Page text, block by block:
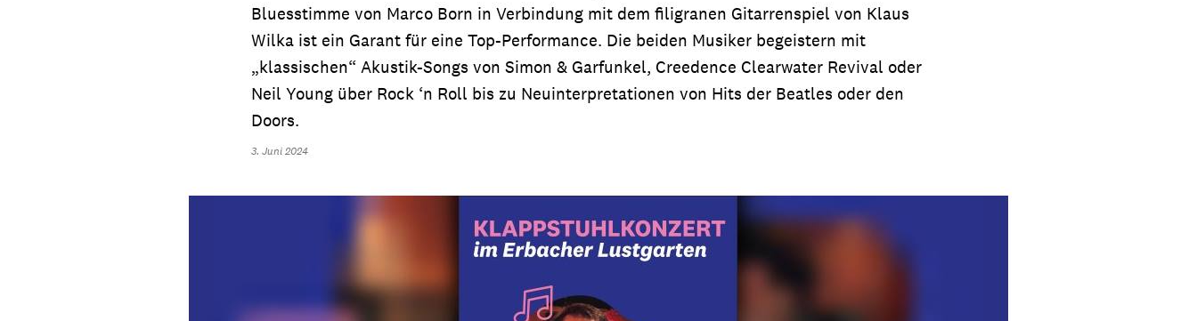
Bluesstimme von Marco Born in Verbindung mit dem filigranen Gitarrenspiel von Klaus
Wilka ist ein Garant für eine Top-Performance. Die beiden Musiker begeistern mit
„klassischen“ Akustik-Songs von Simon & Garfunkel, Creedence Clearwater Revival oder
Neil Young über Rock ‘n Roll bis zu Neuinterpretationen von Hits der Beatles oder den
Doors.
3. Juni 2024